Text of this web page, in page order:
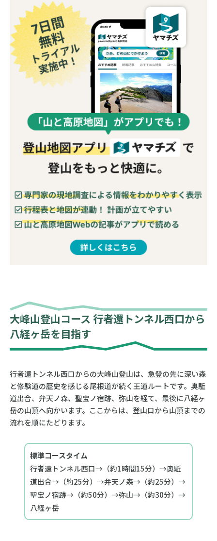
大峰山登山コース 行者還トンネル西口から
八経ヶ岳を目指す
行者還トンネル西口からの大峰山登山は、急登の先に深い森
と修験道の歴史を感じる尾根道が続く王道ルートです。奥駈
道出合、弁天ノ森、聖宝ノ宿跡、弥山を経て、最後に八経ヶ
岳の山頂へ向かいます。ここからは、登山口から山頂までの
流れを順にたどります。
標準コースタイム
行者還トンネル西口→（約1時間15分）→奥駈
道出合→（約25分）→弁天ノ森→（約25分）→
聖宝ノ宿跡→（約50分）→弥山→（約30分）→
八経ヶ岳